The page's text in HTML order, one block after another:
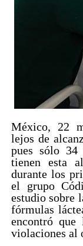
México, 22
lejos de
pues sólo
tienen esta
durante los
el grupo
estudio sobre
fórmulas
encontró que
violaciones al